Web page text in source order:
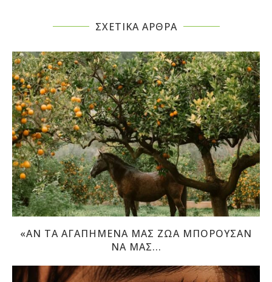
ΣΧΕΤΙΚΆ ΆΡΘΡΑ
«ΑΝ ΤΑ ΑΓΑΠΗΜΈΝΑ ΜΑΣ ΖΏΑ ΜΠΟΡΟΎΣΑΝ
ΝΑ ΜΑΣ...